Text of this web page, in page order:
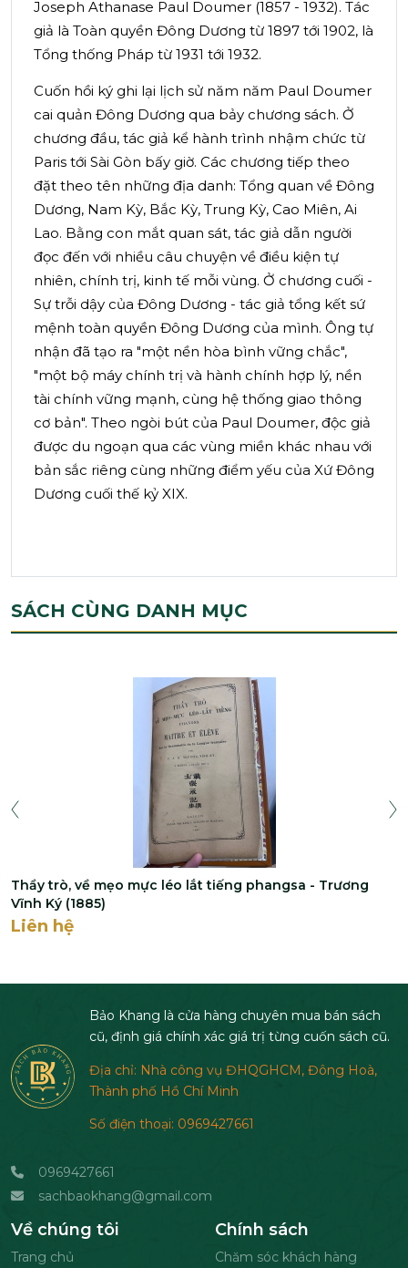
Joseph Athanase Paul Doumer (1857 - 1932). Tác
giả là Toàn quyền Đông Dương từ 1897 tới 1902, là
Tổng thống Pháp từ 1931 tới 1932.
Cuốn hồi ký ghi lại lịch sử năm năm Paul Doumer
cai quản Đông Dương qua bảy chương sách. Ở
chương đầu, tác giả kể hành trình nhậm chức từ
Paris tới Sài Gòn bấy giờ. Các chương tiếp theo
đặt theo tên những địa danh: Tổng quan về Đông
Dương, Nam Kỳ, Bắc Kỳ, Trung Kỳ, Cao Miên, Ai
Lao. Bằng con mắt quan sát, tác giả dẫn người
đọc đến với nhiều câu chuyện về điều kiện tự
nhiên, chính trị, kinh tế mỗi vùng. Ở chương cuối -
Sự trỗi dậy của Đông Dương - tác giả tổng kết sứ
mệnh toàn quyền Đông Dương của mình. Ông tự
nhận đã tạo ra "một nền hòa bình vững chắc",
"một bộ máy chính trị và hành chính hợp lý, nền
tài chính vững mạnh, cùng hệ thống giao thông
cơ bản". Theo ngòi bút của Paul Doumer, độc giả
được du ngoạn qua các vùng miền khác nhau với
bản sắc riêng cùng những điểm yếu của Xứ Đông
Dương cuối thế kỷ XIX.
SÁCH CÙNG DANH MỤC
Thầy trò, về mẹo mực léo lắt tiếng phangsa - Trương
Vĩnh Ký (1885)
Liên hệ
Bảo Khang là cửa hàng chuyên mua bán sách
cũ, định giá chính xác giá trị từng cuốn sách cũ.
Địa chỉ: Nhà công vụ ĐHQGHCM, Đông Hoà,
Thành phố Hồ Chí Minh
Số điện thoại: 0969427661
0969427661
sachbaokhang@gmail.com
Về chúng tôi
Trang chủ
Chính sách
Chăm sóc khách hàng